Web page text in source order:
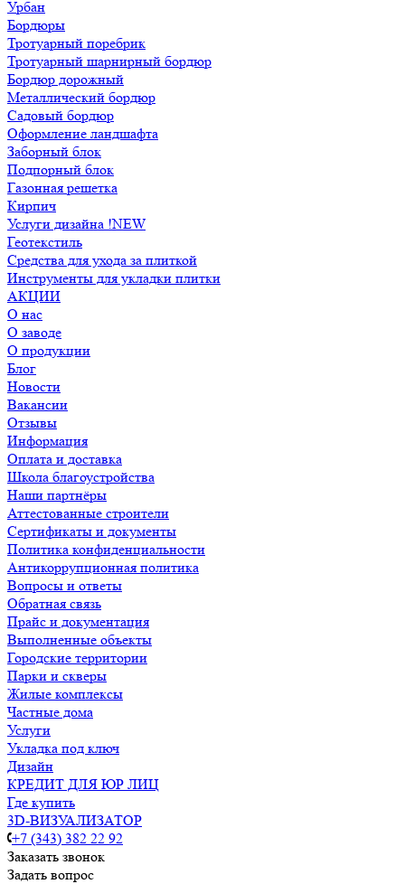
Урбан
Бордюры
Тротуарный поребрик
Тротуарный шарнирный бордюр
Бордюр дорожный
Металлический бордюр
Садовый бордюр
Оформление ландшафта
Заборный блок
Подпорный блок
Газонная решетка
Кирпич
Услуги дизайна !NEW
Геотекстиль
Средства для ухода за плиткой
Инструменты для укладки плитки
АКЦИИ
О нас
О заводе
О продукции
Блог
Новости
Вакансии
Отзывы
Информация
Оплата и доставка
Школа благоустройства
Наши партнёры
Аттестованные строители
Сертификаты и документы
Политика конфиденциальности
Антикоррупционная политика
Вопросы и ответы
Обратная связь
Прайс и документация
Выполненные объекты
Городские территории
Парки и скверы
Жилые комплексы
Частные дома
Услуги
Укладка под ключ
Дизайн
КРЕДИТ ДЛЯ ЮР ЛИЦ
Где купить
3D-ВИЗУАЛИЗАТОР
+7 (343) 382 22 92
Заказать звонок
Задать вопрос